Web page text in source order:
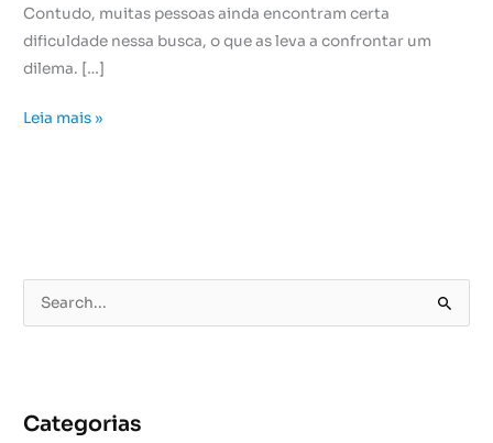
Contudo, muitas pessoas ainda encontram certa
dificuldade nessa busca, o que as leva a confrontar um
dilema. […]
Leia mais »
e
iCategorias